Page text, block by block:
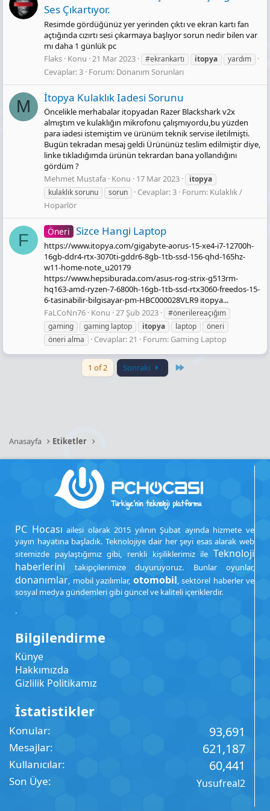
Ses Çıkartıyor.
Resimde gördüğünüz yer yerinden çıktı ve ekran kartı fan
açtığında cızırtı sesi çıkarmaya başlıyor sorun nedir bilen var
mı daha 1 günlük pc
Flaks Konu 21 Mar 2023 #ekrankartı itopya yardım
Cevaplar: 3 Forum: Donanım Sorunları
M İtopya Kulaklık Iadesi Sorunu
Öncelikle merhabalar itopyadan Razer Blackshark v2x
almıştım ve kulaklığın mikrofonu çalışmıyordu,bu yüzden
para iadesi istemiştim ve ürünüm teknik servise iletilmişti.
Bugün tekradan mesaj geldi Ürününüz teslim edilmiştir diye,
linke tıkladığımda ürünün tekrardan bana yollandığını
gördüm ?
Mehmet Mustafa Konu 17 Mar 2023
itopya
kulaklık sorunu
sorun Cevaplar: 3 Forum: Kulaklık /
Hoparlör
F Öneri Sizce Hangi Laptop
https://www.itopya.com/gigabyte-aorus-15-xe4-i7-12700h-
16gb-ddr4-rtx-3070ti-gddr6-8gb-1tb-ssd-156-qhd-165hz-
w11-home-note_u20179
https://www.hepsiburada.com/asus-rog-strix-g513rm-
hq163-amd-ryzen-7-6800h-16gb-1tb-ssd-rtx3060-freedos-15-
6-tasinabilir-bilgisayar-pm-HBC000028VLR9 itopya...
FaLCoNn76 Konu 27 Şub 2023
#önerilereaçığım
gaming
gaming laptop itopya laptop
öneri
öneri alma
Cevaplar: 21 Forum: Gaming Laptop
1 of 2 Sonraki
Anasayfa Etiketler
PC Hocası ailesi olarak 2015 yılının Şubat ayında hizmete ve
yayın hayatına başladık. Teknolojiye dair her şeyi esas alarak web
sitemizde paylaştığımız gibi, renkli kişiliklerimiz ile Teknoloji
haberlerini takipçilerimize duyuruyoruz. Bunlar oyunlar,
donanımlar, mobil yazılımlar, otomobil, sektörel haberler ve
sosyal medya gündemleri gibi güncel ve kaliteli içeriklerdir.
.
Bilgilendirme
Künye
Hakkımızda
Gizlilik Politikamız
İstatistikler
Konular 93,691
Mesajlar 621,187
Kullanıcılar 60,441
Son Üye Yusufreal2